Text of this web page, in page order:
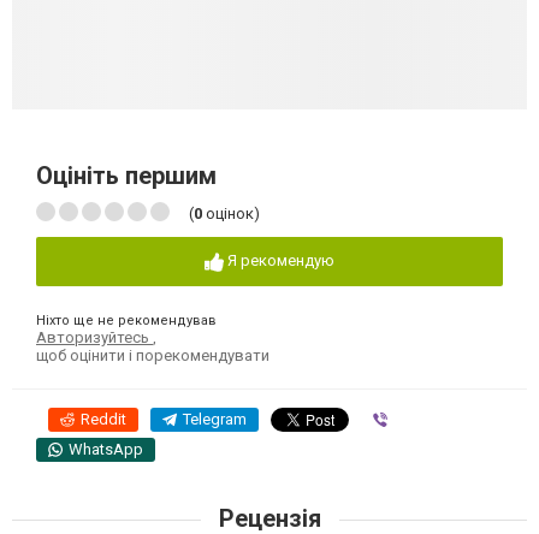
Оцініть першим
(0 оцінок)
Я рекомендую
Ніхто ще не рекомендував
Авторизуйтесь
щоб оцінити і порекомендувати
Reddit Telegram
WhatsApp
Рецензія